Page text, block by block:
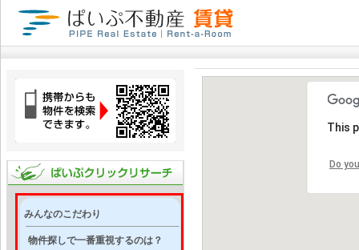
みんなのこだわり
物件探しで一番重視するのは？
This
Do